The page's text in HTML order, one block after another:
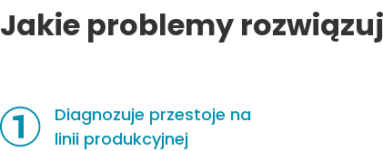
Jakie problemy
Diagnozuje przestoje na
linii produkcyjnej